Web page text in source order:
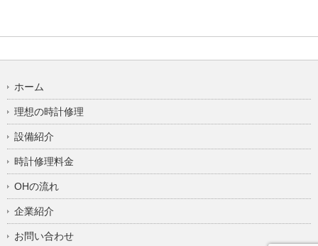
ホーム
理想の時計修理
設備紹介
時計修理料金
OHの流れ
企業紹介
お問い合わせ